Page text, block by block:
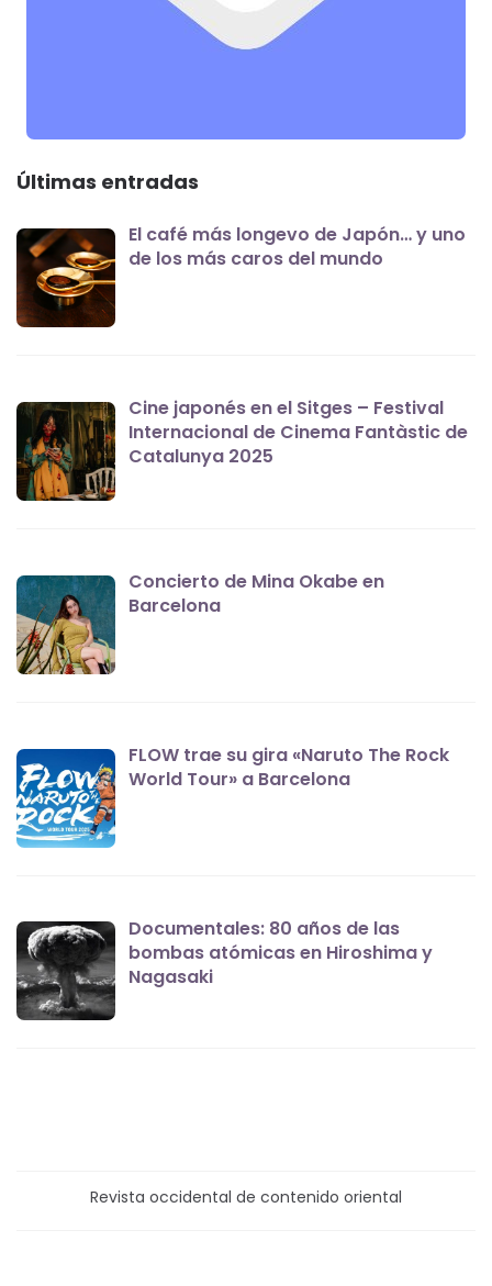
Últimas entradas
El café más longevo de Japón… y uno
de los más caros del mundo
Cine japonés en el Sitges – Festival
Internacional de Cinema Fantàstic de
Catalunya 2025
Concierto de Mina Okabe en
Barcelona
FLOW trae su gira «Naruto The Rock
World Tour» a Barcelona
Documentales: 80 años de las
bombas atómicas en Hiroshima y
Nagasaki
Revista occidental de contenido oriental